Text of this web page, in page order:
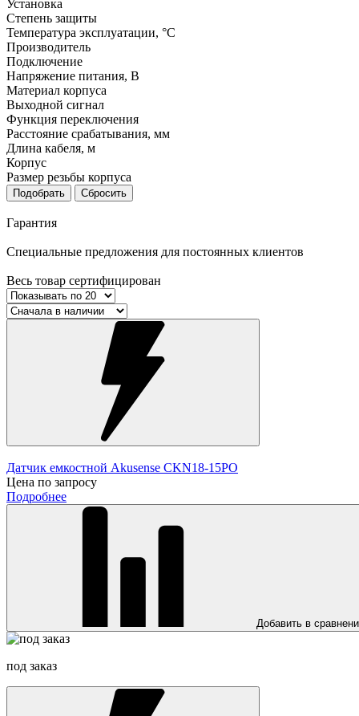
Установка
Степень защиты
Температура эксплуатации, °С
Производитель
Подключение
Напряжение питания, В
Материал корпуса
Выходной сигнал
Функция переключения
Расстояние срабатывания, мм
Длина кабеля, м
Корпус
Размер резьбы корпуса
Подобрать Сбросить
Гарантия
Специальные предложения для постоянных клиентов
Весь товар сертифицирован
Датчик емкостной Akusense CKN18-15PO
Цена по запросу
Подробнее
Добавить в
под заказ